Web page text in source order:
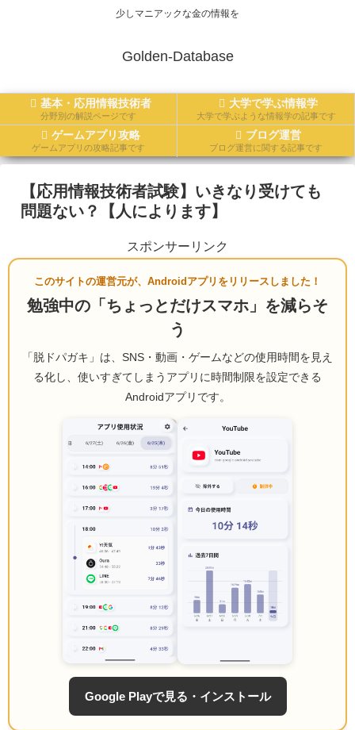
少しマニアックな金の情報を
Golden-Database
基本・応用情報技術者
分野別の解説ページです
大学で学ぶ情報学
大学で学ぶような情報学の記事です
ゲームアプリ攻略
ゲームアプリの攻略記事です
ブログ運営
ブログ運営に関する記事です
【応用情報技術者試験】いきなり受けても
問題ない？【人によります】
スポンサーリンク
このサイトの運営元が、Androidアプリをリリースしました！
勉強中の「ちょっとだけスマホ」を減らそ
う
「脱ドパガキ」は、SNS・動画・ゲームなどの使用時間を見え
る化し、使いすぎてしまうアプリに時間制限を設定できる
Androidアプリです。
Google Playで見る・インストール